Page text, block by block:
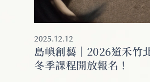
2025.12.12
島嶼創藝｜2026道禾竹
冬季課程開放報名！